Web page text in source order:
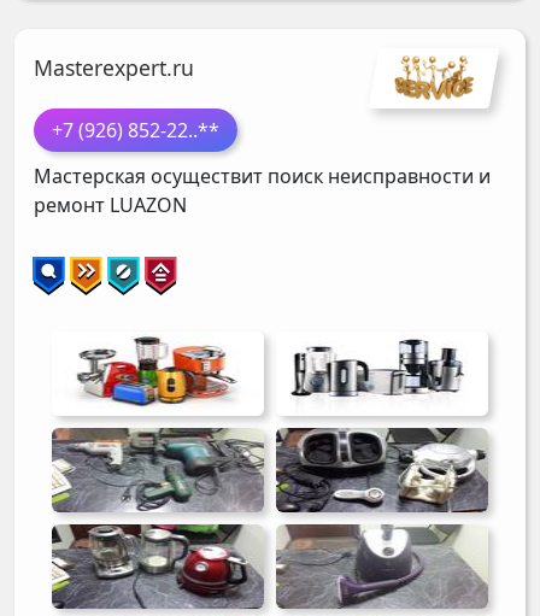
Masterexpert.ru
+7 (926) 852-22..**
Мастерская осуществит поиск неисправности и
ремонт LUAZON